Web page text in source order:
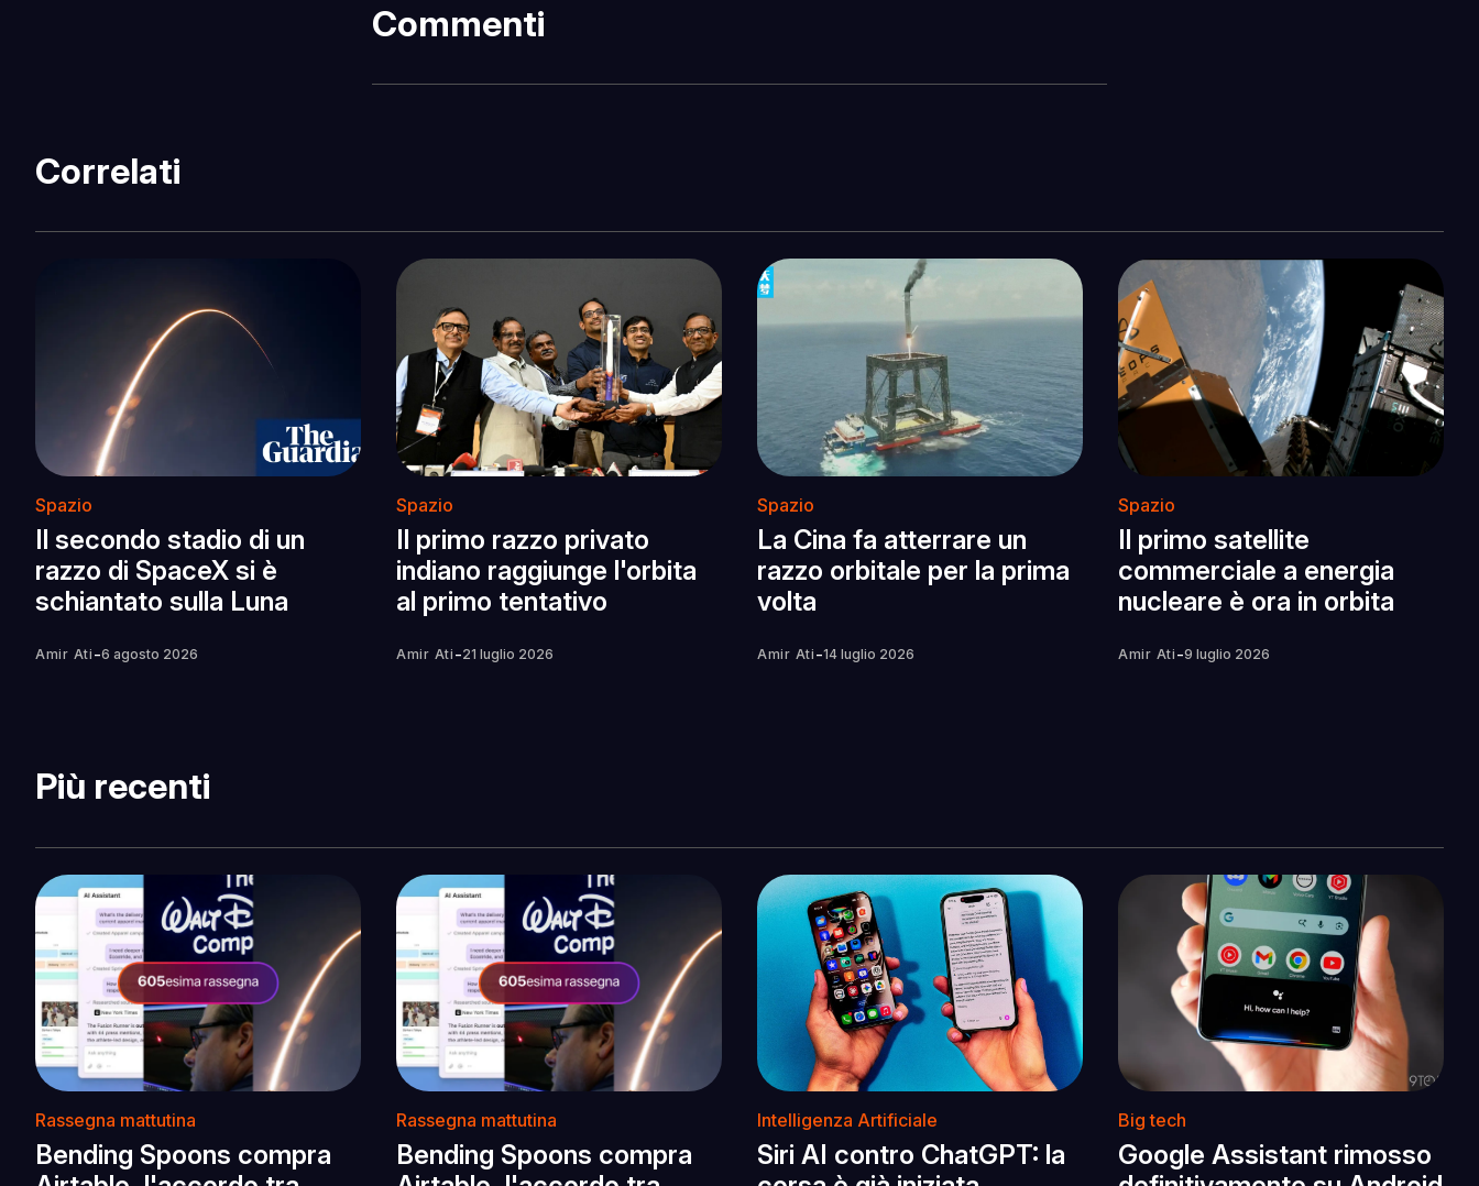
Commenti
Correlati
Spazio
Il secondo stadio di un
razzo di SpaceX si è
schiantato sulla Luna
Amir Ati -6 agosto 2026
Spazio
Il primo razzo privato
indiano raggiunge l'orbita
al primo tentativo
Amir Ati -21 luglio 2026
Spazio
La Cina fa atterrare un
razzo orbitale per la prima
volta
Amir Ati -14 luglio 2026
Spazio
Il primo satellite
commerciale a energia
nucleare è ora in orbita
Amir Ati -9 luglio 2026
Più recenti
Rassegna mattutina
Bending Spoons compra
Rassegna mattutina
Bending Spoons compra
Intelligenza Artificiale
Siri AI contro ChatGPT: la
Big tech
Google Assistant rimosso